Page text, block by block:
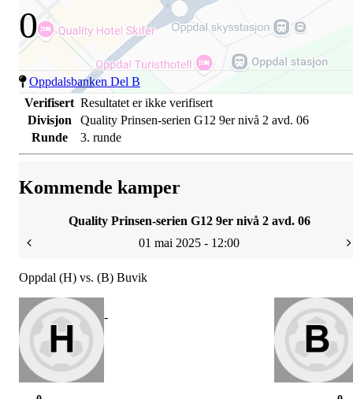
0
Oppdalsbanken Del B
Verifisert Resultatet er ikke verifisert
Divisjon
Quality Prinsen-serien G12 9er nivå 2 avd. 06
Runde
3. runde
Kommende kamper
Quality Prinsen-serien G12 9er nivå 2 avd. 06
01 mai 2025 - 12:00
Oppdal (H) vs. (B) Buvik
-